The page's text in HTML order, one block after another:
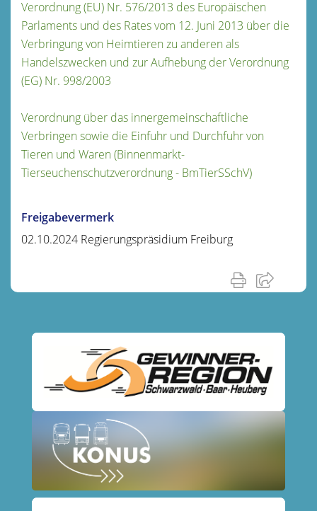
Verordnung (EU) Nr. 576/2013 des Europäischen
Parlaments und des Rates vom 12. Juni 2013 über die
Verbringung von Heimtieren zu anderen als
Handelszwecken und zur Aufhebung der Verordnung
(EG) Nr. 998/2003
Verordnung über das innergemeinschaftliche
Verbringen sowie die Einfuhr und Durchfuhr von
Tieren und Waren (Binnenmarkt-
Tierseuchenschutzverordnung - BmTierSSchV)
Freigabevermerk
02.10.2024 Regierungspräsidium Freiburg